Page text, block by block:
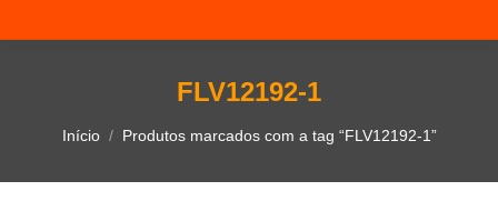
FLV12192-1
Você está aqui:
Início Produtos marcados com a tag “FLV12192-1”